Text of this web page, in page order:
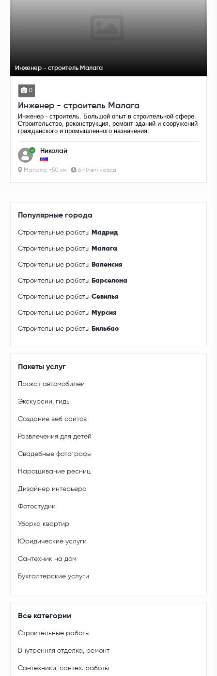
Инженер - строитель Малага
0
Инженер - строитель Малага
Инженер - строитель. Большой опыт в строительной сфере.
Строительство, реконструкция, ремонт зданий и сооружений
гражданского и промышленного назначения.
Николай
Малага, +50 км 6 г.(лет) назад
Популярные города
Строительные работы Мадрид
Строительные работы Малага
Строительные работы Валенсия
Строительные работы Барселона
Строительные работыСевилья
Строительные работы Мурсия
Строительные работы Бильбао
Пакеты услуг
Прокат автомобилей
Экскурсии, гиды
Создание веб сайтов
Развлечения для детей
Свадебные фотографы
Наращивание ресниц
Дизайнер интерьера
Фотостудии
Уборка квартир
Юридические услуги
Сантехник на дом
Бухгалтерские услуги
Все категории
Строительные работы
Внутренняя отделка, ремонт
Сантехники, сантех. работы